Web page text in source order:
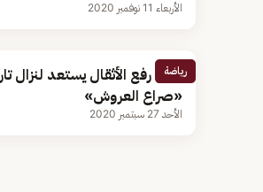
الأربعاء 11 نوفمبر 2020
رياضة
بطل رفع الأثقال يستعد لنزال
«صراع العروش»
الأحد 27 سبتمبر 2020